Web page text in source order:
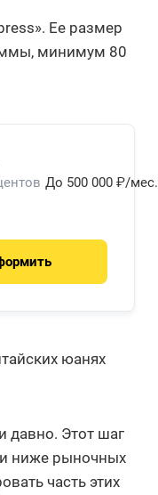
Ее размер
минимум 80
До 500 000 ₽/мес.
юанях
давно. Этот шаг
ниже рыночных
часть этих